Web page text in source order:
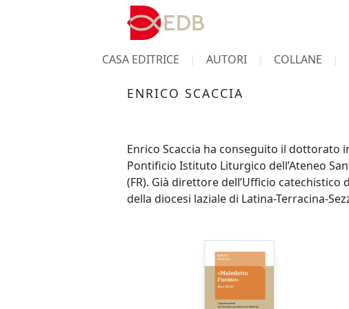
CASA EDITRICE AUTORI COLLANE
ENRICO SCACCIA
Enrico Scaccia ha conseguito il dottorato
Pontificio Istituto Liturgico dell’Ateneo
(FR). Già direttore dell’Ufficio
della diocesi laziale di Latina-Terracina-